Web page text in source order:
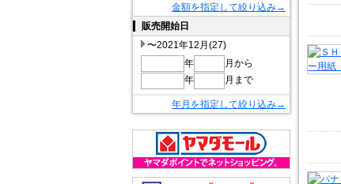
金額を指定して絞り込み→
販売開始日
〜2021年12月(27)
年
月から
年
月まで
年月を指定して絞り込み→